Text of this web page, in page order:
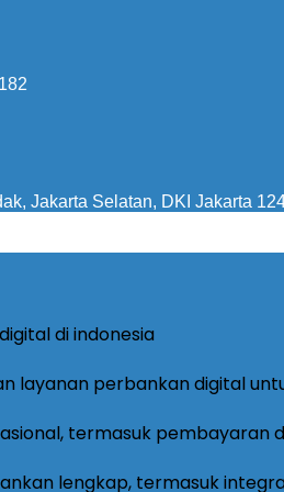
Jakarta Selatan, DKI Jakarta